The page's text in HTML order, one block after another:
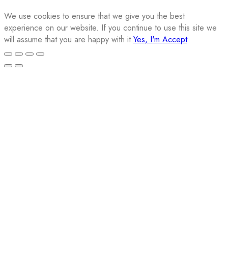
We use cookies to ensure that we give you the best
experience on our website. If you continue to use this site we
will assume that you are happy with it.Yes, I'm Accept